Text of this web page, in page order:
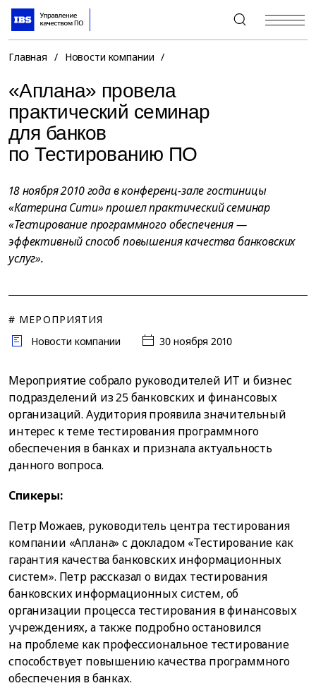
+7 (495) 967-80-80
Главная / Новости компании /
«Аплана» провела
практический семинар
для банков
по Тестированию ПО
18 ноября 2010 года в конференц-зале гостиницы
«Катерина Сити» прошел практический семинар
«Тестирование программного обеспечения —
эффективный способ повышения качества банковских
услуг».
# МЕРОПРИЯТИЯ
Новости компании
30 ноября 2010
Мероприятие собрало руководителей ИТ и бизнес
подразделений из 25 банковских и финансовых
организаций. Аудитория проявила значительный
интерес к теме тестирования программного
обеспечения в банках и признала актуальность
данного вопроса.
Спикеры:
Петр Можаев, руководитель центра тестирования
компании «Аплана» с докладом «Тестирование как
гарантия качества банковских информационных
систем». Петр рассказал о видах тестирования
банковских информационных систем, об
организации процесса тестирования в финансовых
учреждениях, а также подробно остановился
на проблеме как профессиональное тестирование
способствует повышению качества программного
обеспечения в банках.